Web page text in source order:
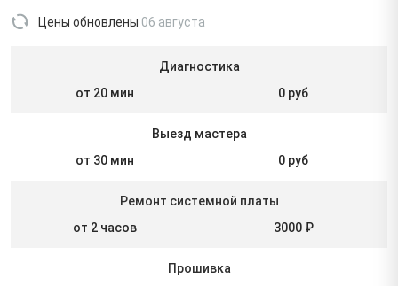
Цены обновлены 06 августа
Диагностика
от 20 мин
0 руб
Выезд мастера
от 30 мин
0 руб
Ремонт системной платы
от 2 часов
3000 ₽
Прошивка